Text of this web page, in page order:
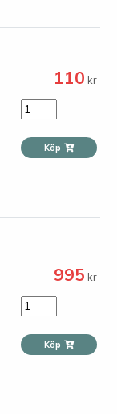
110 kr
Köp
995 kr
Köp